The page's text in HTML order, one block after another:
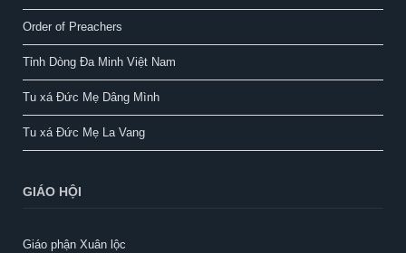
Order of Preachers
Tỉnh Dòng Đa Minh Việt Nam
Tu xá Đức Mẹ Dâng Mình
Tu xá Đức Mẹ La Vang
GIÁO HỘI
Giáo phận Xuân lộc